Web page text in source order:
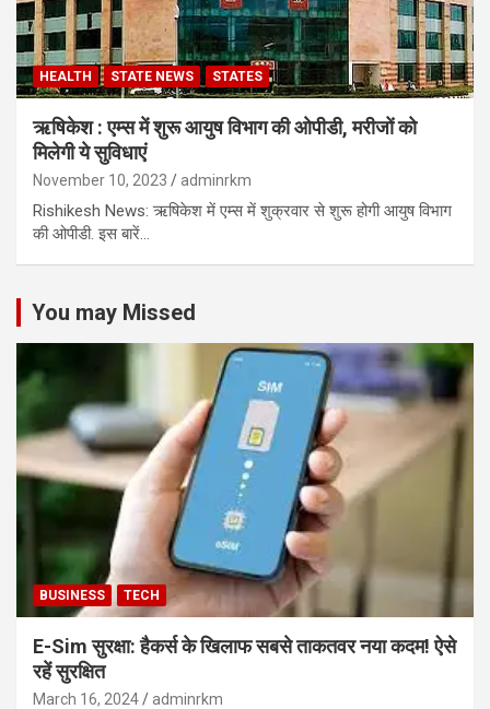
HEALTH STATE NEWS STATES
ऋषिकेश : एम्स में शुरू आयुष विभाग की ओपीडी, मरीजों को
मिलेगी ये सुविधाएं
November 10, 2023 adminrkm
Rishikesh News: ऋषिकेश में एम्स में शुक्रवार से शुरू होगी आयुष विभाग
की ओपीडी. इस बारें…
You may Missed
BUSINESS TECH
E-Sim सुरक्षा: हैकर्स के खिलाफ सबसे ताकतवर नया कदम! ऐसे
रहें सुरक्षित
March 16, 2024 adminrkm